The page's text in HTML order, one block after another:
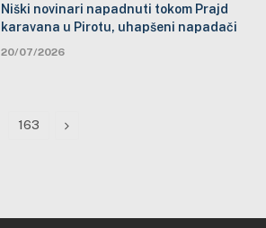
Niški novinari napadnuti tokom Prajd
karavana u Pirotu, uhapšeni napadači
20/07/2026
163 Next